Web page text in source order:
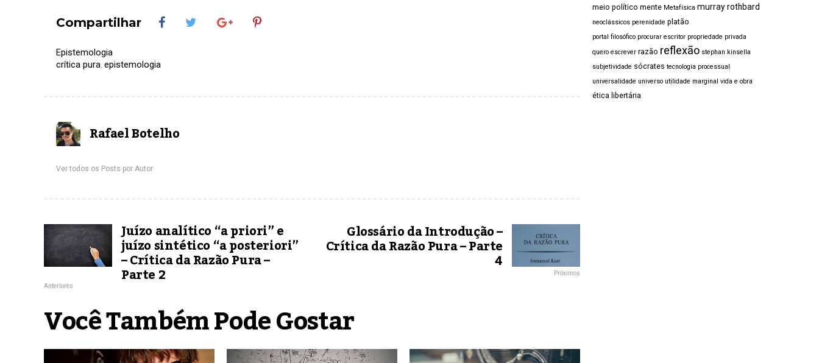
Compartilhar
Epistemologia
crítica pura, epistemologia
Rafael Botelho
Ver todos os Posts por Autor
Juízo analítico “a priori” e
juízo sintético “a posteriori”
– Crítica da Razão Pura –
Parte 2
Anteriores
Glossário da Introdução –
Crítica da Razão Pura – Parte
4 Próximos
Você Também Pode Gostar
meio político mente Metafísica murray rothbard
neoclássicos perenidade platão
portal filosófico procurar escritor propriedade privada
quero escrever razão reflexão stephan kinsella
subjetividade sócrates tecnologia processual
universalidade universo utilidade marginal vida e obra
ética libertária